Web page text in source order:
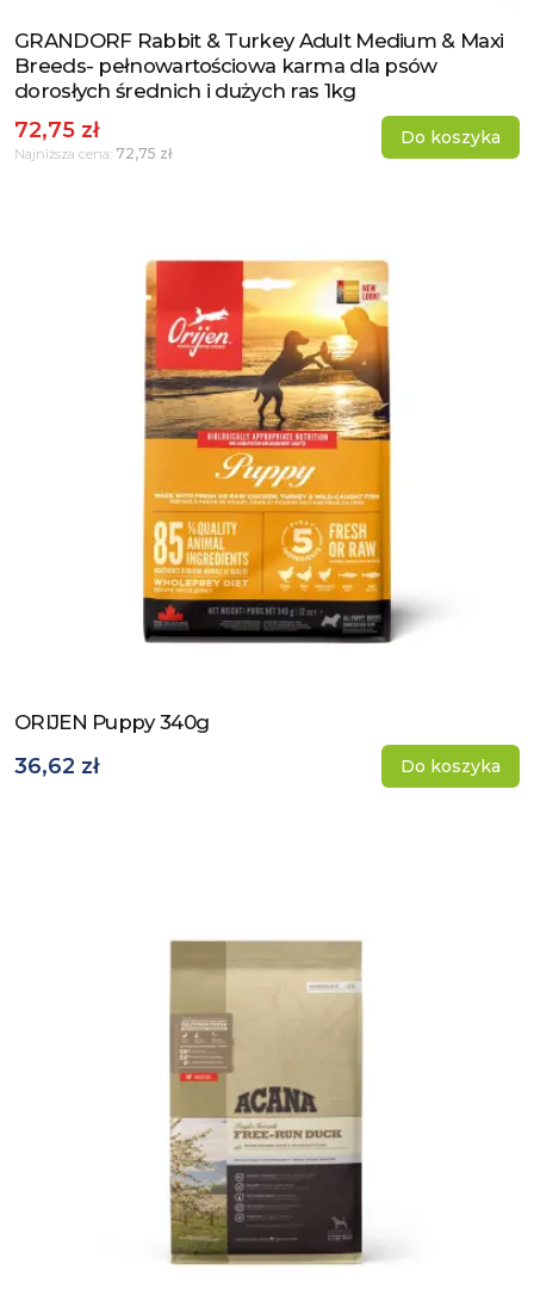
Zobacz produkt
GRANDORF Rabbit & Turkey Adult Medium & Maxi
Breeds- pełnowartościowa karma dla psów
dorosłych średnich i dużych ras 1kg
72,75 zł
Najniższa cena: 72,75 zł
Do koszyka
Zobacz produkt
ORIJEN Puppy 340g
36,62 zł Do koszyka